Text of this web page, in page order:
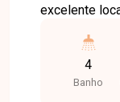
excelente
que
posição
proporciona
4
Banho